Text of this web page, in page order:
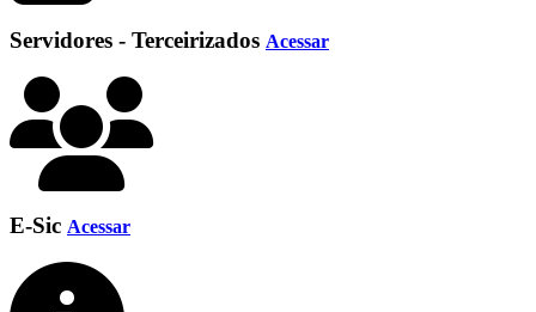
Servidores - Terceirizados Acessar
E-Sic Acessar